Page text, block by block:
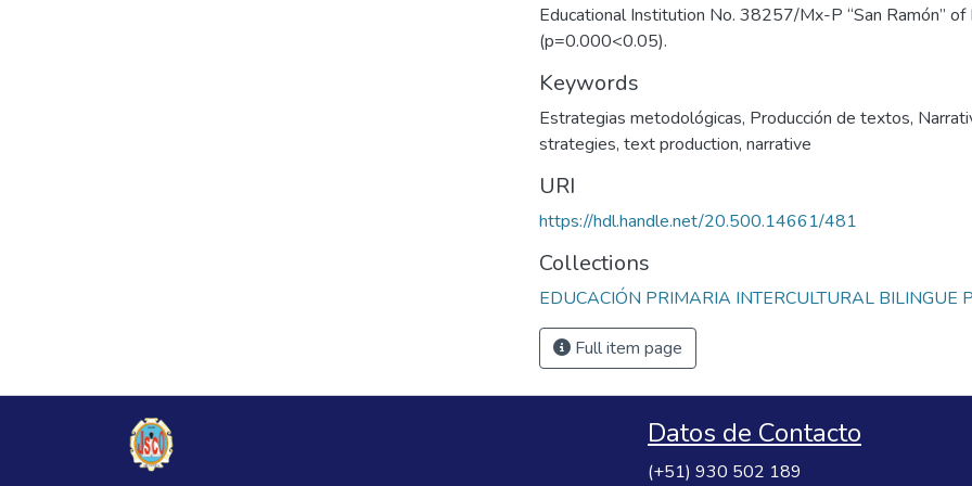
Educational Institution No. 38257/Mx-P “San Ramón”
(p=0.000<0.05).
Keywords
Estrategias metodológicas, Producción de textos,
strategies, text production, narrative
URI
https://hdl.handle.net/20.500.14661/481
Collections
EDUCACIÓN PRIMARIA INTERCULTURAL BILINGUE
Full item page
Datos de Contacto
(+51) 930 502 189